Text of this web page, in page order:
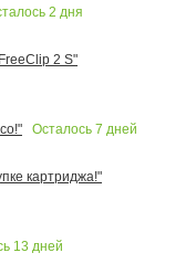
2 дня
2 S"
Осталось 7 дней
картриджа!"
13 дней